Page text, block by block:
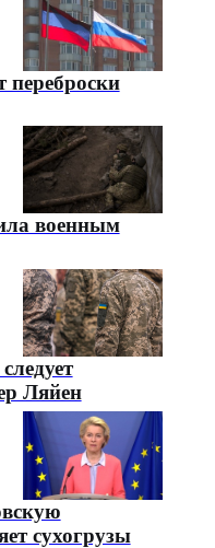
военным
Ляйен
сухогрузы